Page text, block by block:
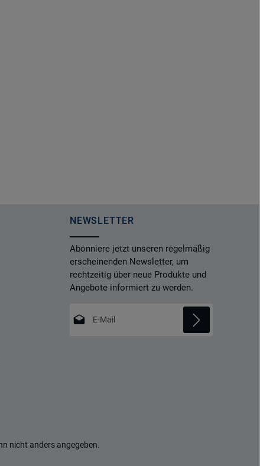
NEWSLETTER
Abonniere jetzt unseren regelmäßig
erscheinenden Newsletter, um
rechtzeitig über neue Produkte und
Angebote informiert zu werden.
nicht anders angegeben.